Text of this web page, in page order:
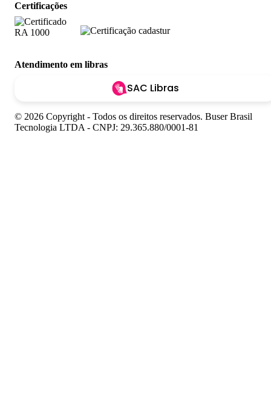
Certificações
Atendimento em libras
SAC Libras
© 2026 Copyright - Todos os direitos reservados. Buser Brasil
Tecnologia LTDA - CNPJ: 29.365.880/0001-81